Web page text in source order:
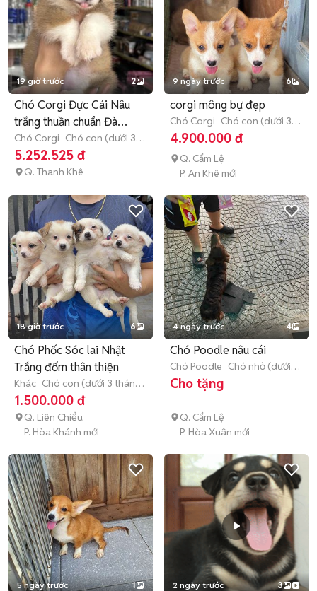
19 giờ trước 2
Chó Corgi Đực Cái Nâu
trắng thuần chuẩn Đà
Nẵng
Chó Corgi Chó con (dưới 3
tháng tuổi)
5.252.525 đ
Q. Thanh Khê
9 ngày trước 6
corgi mông bự đẹp
Chó Corgi Chó con (dưới 3
tháng tuổi)
4.900.000 đ
Q. Cẩm Lệ
P. An Khê mới
18 giờ trước 6
Chó Phốc Sóc lai Nhật
Trắng đốm thân thiện
Khác Chó con (dưới 3 tháng
tuổi)
1.500.000 đ
Q. Liên Chiểu
P. Hòa Khánh mới
4 ngày trước 4
Chó Poodle nâu cái
Chó Poodle Chó nhỏ (dưới 1
năm tuổi)
Cho tặng
Q. Cẩm Lệ
P. Hòa Xuân mới
5 ngày trước 1 2 ngày trước 3